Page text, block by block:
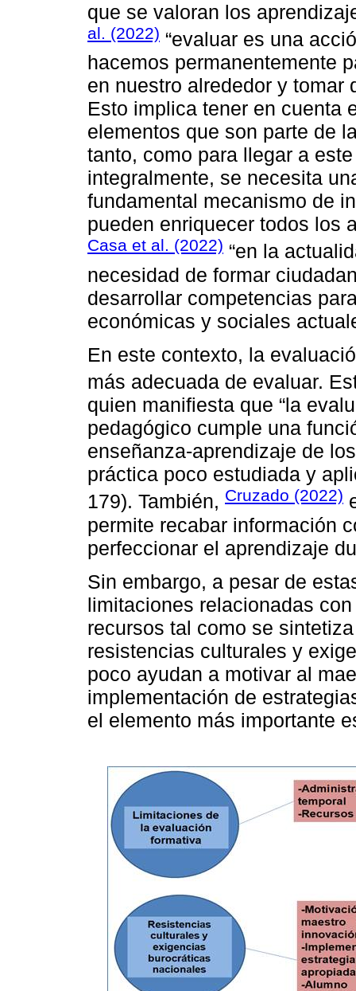
que se valoran los
al. (2022) “evaluar es una
hacemos permanentemente
en nuestro alrededor y tomar
Esto implica tener en cuenta
elementos que son parte de
tanto, como para llegar a
integralmente, se necesita
fundamental mecanismo de
pueden enriquecer todos los
Casa et al. (2022) “en la
necesidad de formar
desarrollar competencias
económicas y sociales
En este contexto, la
más adecuada de evaluar.
quien manifiesta que “la
pedagógico cumple una
enseñanza-aprendizaje de
práctica poco estudiada y
179). También, Cruzado (2022)
permite recabar información
perfeccionar el aprendizaje
Sin embargo, a pesar de
limitaciones relacionadas
recursos tal como se
resistencias culturales y
poco ayudan a motivar al
implementación de
el elemento más importante